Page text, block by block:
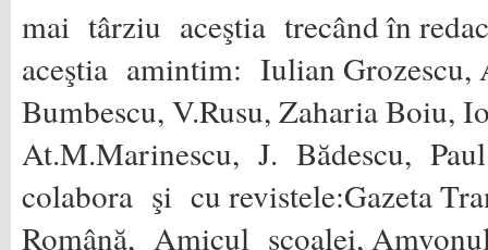
mai târziu aceştia trecând în
aceştia amintim: Iulian Grozescu,
Bumbescu, V.Rusu, Zaharia Boiu,
At.M.Marinescu, J. Bădescu,
colabora şi cu revistele:Gazeta
Română, Amicul şcoalei,